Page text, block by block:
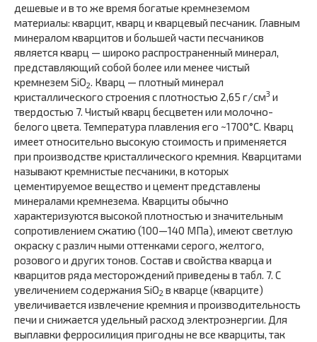
дешевые и в то же время богатые кремнеземом
материалы: кварцит, кварц и кварцевый песчаник. Главным
минералом кварцитов и большей части песчаников
является кварц — широко распространенный минерал,
представляющий собой более или менее чистый
кремнезем SiO2. Кварц — плотный минерал
кристаллического строения с плотностью 2,65 г/см3 и
твердостью 7. Чистый кварц бесцветен или молочно-
белого цвета. Температура плавления его ~1700°С. Кварц
имеет относительно высокую стоимость и применяется
при производстве кристаллического кремния. Кварцитами
называют кремнистые песчаники, в которых
цементируемое вещество и цемент представлены
минералами кремнезема. Кварциты обычно
характеризуются высокой плотностью и значительным
сопротивлением сжатию (100—140 МПа), имеют светлую
окраску с различ ными оттенками серого, желтого,
розового и других тонов. Состав и свойства кварца и
кварцитов ряда месторождений приведены в табл. 7. С
увеличением содержания SiO2 в кварце (кварците)
увеличивается извлечение кремния и производительность
печи и снижается удельный расход электроэнергии. Для
выплавки ферросилиция пригодны не все кварциты, так